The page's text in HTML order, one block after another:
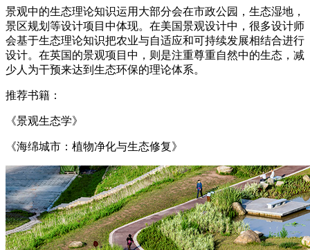
景观中的生态理论知识运用大部分会在市政公园，生态湿地，
景区规划等设计项目中体现。在美国景观设计中，很多设计师
会基于生态理论知识把农业与自适应和可持续发展相结合进行
设计。在英国的景观项目中，则是注重尊重自然中的生态，减
少人为干预来达到生态环保的理论体系。
推荐书籍：
《景观生态学》
《海绵城市：植物净化与生态修复》